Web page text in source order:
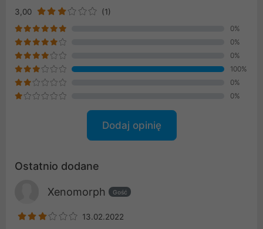
3,00
(1)
0%
0%
0%
100%
0%
0%
Dodaj opinię
Ostatnio dodane
Xenomorph Gość
13.02.2022